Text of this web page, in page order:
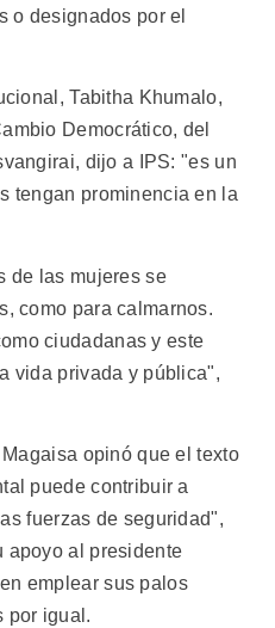
o designados por el
Tabitha Khumalo,
Democrático, del
dijo a IPS: "es un
tengan prominencia en la
de las mujeres se
como para calmarnos.
ciudadanas y este
vida privada y pública",
opinó que el texto
puede contribuir a
fuerzas de seguridad",
apoyo al presidente
emplear sus palos
por igual.